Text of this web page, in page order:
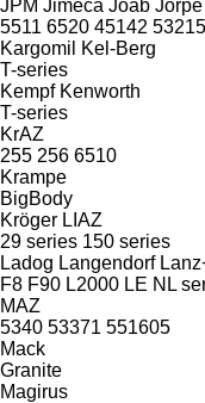
JPM Jimeca Joab Jorpe
5511 6520 45142 53215
Kargomil
Kel-Berg
T-series
Kempf Kenworth
T-series
KrAZ
255 256 6510
Krampe
BigBody
Kröger LIAZ
29 series 150 series
Ladog Langendorf
F8 F90 L2000 LE NL
MAZ
5340 53371 551605
Mack
Granite
Magirus